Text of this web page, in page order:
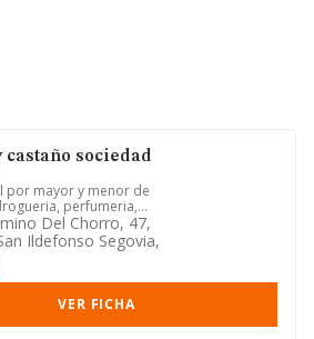
castaño sociedad
por mayor y menor de
perfumeria,
adorn...
Del Chorro, 47,
Ildefonso Segovia,
VER FICHA